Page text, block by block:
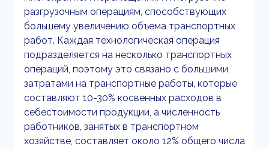
разгрузочным операциям, способствующих
большему увеличению объема транспортных
работ. Каждая технологическая операция
подразделяется на несколько транспортных
операций, поэтому это связано с большими
затратами на транспортные работы, которые
составляют 10-30% косвенных расходов в
себестоимости продукции, а численность
работников, занятых в транспортном
хозяйстве, составляет около 12% общего числа